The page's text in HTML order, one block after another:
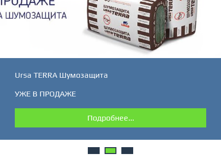
Ursa TERRA Шумозащита
УЖЕ В ПРОДАЖЕ
Подробнее...